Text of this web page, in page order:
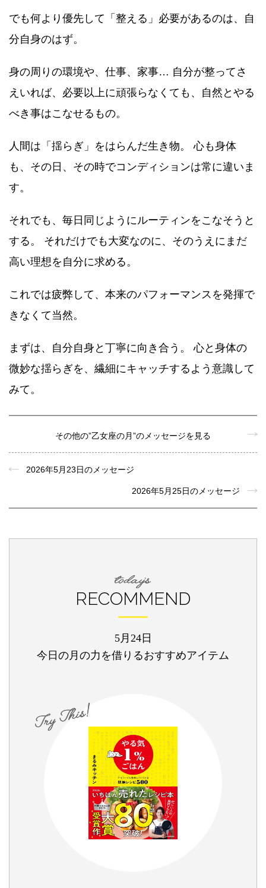
でも何より優先して「整える」必要があるのは、自
分自身のはず。
身の周りの環境や、仕事、家事… 自分が整ってさ
えいれば、必要以上に頑張らなくても、自然とやる
べき事はこなせるもの。
人間は「揺らぎ」をはらんだ生き物。 心も身体
も、その日、その時でコンディションは常に違いま
す。
それでも、毎日同じようにルーティンをこなそうと
する。 それだけでも大変なのに、そのうえにまだ
高い理想を自分に求める。
これでは疲弊して、本来のパフォーマンスを発揮で
きなくて当然。
まずは、自分自身と丁寧に向き合う。 心と身体の
微妙な揺らぎを、繊細にキャッチするよう意識して
みて。
その他の”乙女座の月”のメッセージを見る
2026年5月23日のメッセージ
2026年5月25日のメッセージ
RECOMMEND
5月24日
今日の月の力を借りるおすすめアイテム